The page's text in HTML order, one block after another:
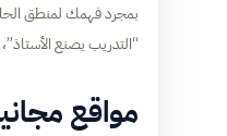
“التدريب يصنع
مواقع